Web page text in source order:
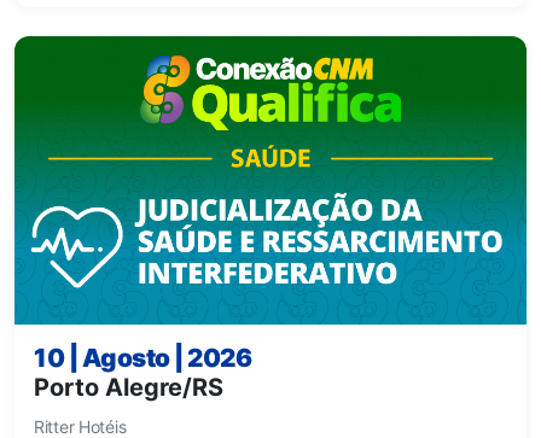
10 | Agosto | 2026
Porto Alegre/RS
Ritter Hotéis